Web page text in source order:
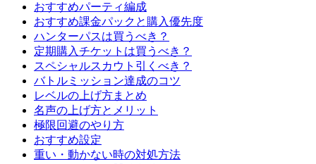
おすすめパーティ編成
おすすめ課金パックと購入優先度
ハンターパスは買うべき？
定期購入チケットは買うべき？
スペシャルスカウト引くべき？
バトルミッション達成のコツ
レベルの上げ方まとめ
名声の上げ方とメリット
極限回避のやり方
おすすめ設定
重い・動かない時の対処方法